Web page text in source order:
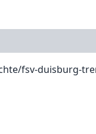
fsv-duisburg-